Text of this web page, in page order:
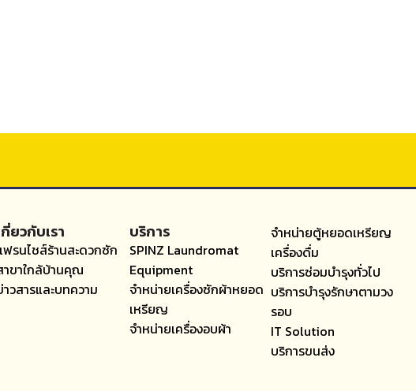
กี่ยวกับเรา
ฟรนไชส์ร้านสะดวกซัก
าขาใกล้บ้านคุณ
วสารและบทความ
บริการ
SPINZ Laundromat
Equipment
จำหน่ายเครื่องซักผ้าหยอด
เหรียญ
จำหน่ายเครื่องอบผ้า
จำหน่ายตู้หยอดเหรียญ
เครื่องดื่ม
บริการซ่อมบำรุงทั่วไป
บริการบำรุงรักษาตามวง
รอบ
IT Solution
บริการขนส่ง